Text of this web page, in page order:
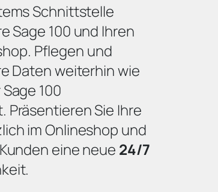
Schnittstelle
Sage 100 und Ihren
Pflegen und
Daten weiterhin wie
100
Präsentieren Sie Ihre
im Onlineshop und
eine neue 24/7